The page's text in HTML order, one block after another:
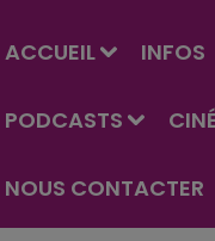
ACCUEIL INFOS
PODCASTS
NOUS CONTACTER